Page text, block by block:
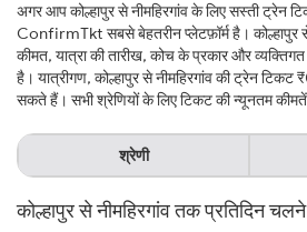
अगर आप कोल्हापुर से नीमहिरगांव के लिए सस्ती ट्रेन
ConfirmTkt सबसे बेहतरीन प्लेटफ़ॉर्म है। कोल्हापुर
कीमत, यात्रा की तारीख, कोच के प्रकार और
है। यात्रीगण, कोल्हापुर से नीमहिरगांव की ट्रेन
सकते हैं। सभी श्रेणियों के लिए टिकट की न्यूनतम कीमतें
श्रेणी
कोल्हापुर से नीमहिरगांव तक प्रतिदिन